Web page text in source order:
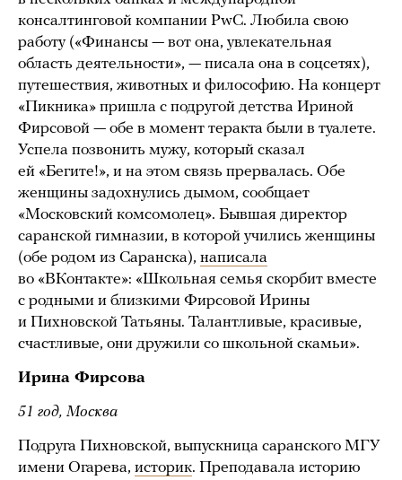
консалтинговой компании PwC. Любила свою
работу («Финансы — вот она, увлекательная
область деятельности», — писала она в соцсетях),
путешествия, животных и философию. На концерт
«Пикника» пришла с подругой детства Ириной
Фирсовой — обе в момент теракта были в туалете.
Успела позвонить мужу, который сказал
ей «Бегите!», и на этом связь прервалась. Обе
женщины задохнулись дымом, сообщает
«Московский комсомолец». Бывшая директор
саранской гимназии, в которой учились женщины
(обе родом из Саранска), написала
во «ВКонтакте»: «Школьная семья скорбит вместе
с родными и близкими Фирсовой Ирины
и Пихновской Татьяны. Талантливые, красивые,
счастливые, они дружили со школьной скамьи».
Ирина Фирсова
51 год, Москва
Подруга Пихновской, выпускница саранского МГУ
имени Огарева, историк. Преподавала историю